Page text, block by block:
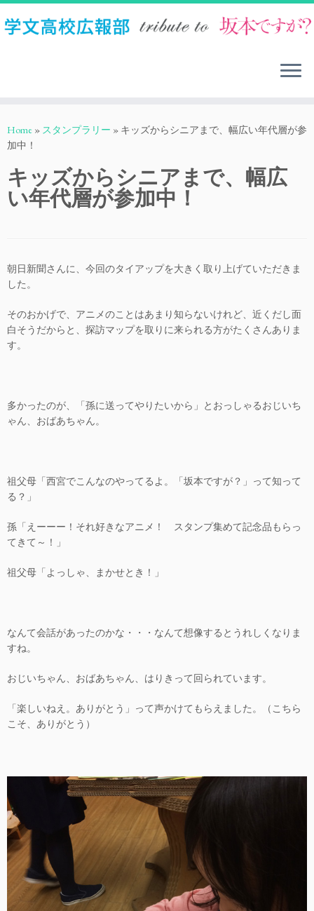
content
Home » スタンプラリー » キッズからシニアまで、幅広い年代層が参
加中！
キッズからシニアまで、幅広
い年代層が参加中！
朝日新聞さんに、今回のタイアップを大きく取り上げていただきま
した。
そのおかげで、アニメのことはあまり知らないけれど、近くだし面
白そうだからと、探訪マップを取りに来られる方がたくさんありま
す。
多かったのが、「孫に送ってやりたいから」とおっしゃるおじいち
ゃん、おばあちゃん。
祖父母「西宮でこんなのやってるよ。「坂本ですが？」って知って
る？」
孫「えーーー！それ好きなアニメ！ スタンプ集めて記念品もらっ
てきて～！」
祖父母「よっしゃ、まかせとき！」
なんて会話があったのかな・・・なんて想像するとうれしくなりま
すね。
おじいちゃん、おばあちゃん、はりきって回られています。
「楽しいねえ。ありがとう」って声かけてもらえました。（こちら
こそ、ありがとう）